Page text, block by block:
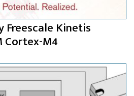
Kinetis
Cortex-M4